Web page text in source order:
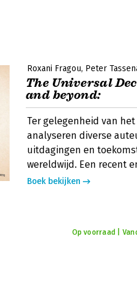
Roxani Fragou Peter
The Universal
and beyond:
Ter gelegenheid van
analyseren diverse
uitdagingen en
wereldwijd. Een recent
Boek bekijken
Op voorraad |